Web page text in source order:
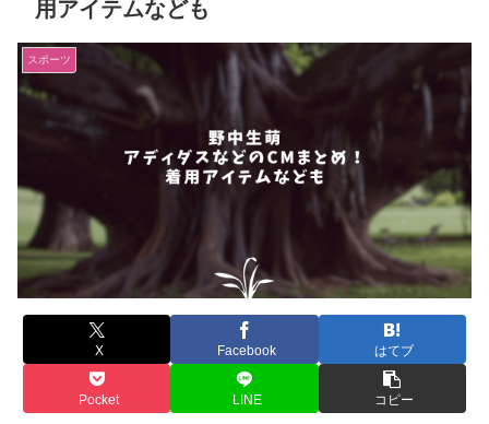
用アイテムなども
スポーツ
X Facebook はてブ
Pocket LINE コピー